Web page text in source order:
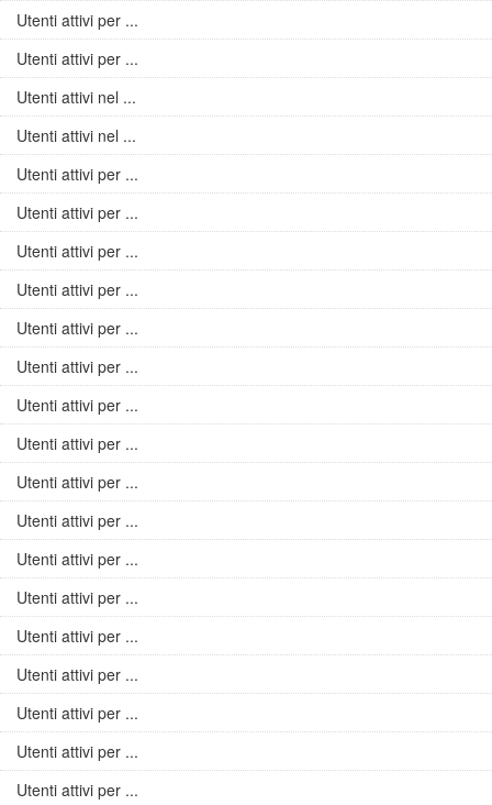
Utenti attivi per ...
Utenti attivi per ...
Utenti attivi nel ...
Utenti attivi nel ...
Utenti attivi per ...
Utenti attivi per ...
Utenti attivi per ...
Utenti attivi per ...
Utenti attivi per ...
Utenti attivi per ...
Utenti attivi per ...
Utenti attivi per ...
Utenti attivi per ...
Utenti attivi per ...
Utenti attivi per ...
Utenti attivi per ...
Utenti attivi per ...
Utenti attivi per ...
Utenti attivi per ...
Utenti attivi per ...
Utenti attivi per ...